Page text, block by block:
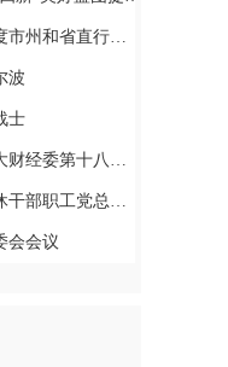
记抓基层党建工作述职评议会议
波
士
十八次全体会议
2025年度总结表彰大会
会会议